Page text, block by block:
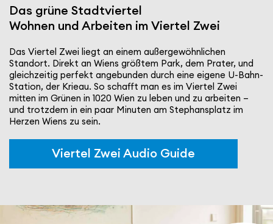
Das grüne Stadt­viertel
Wohnen und Arbeiten im Viertel Zwei
Das Viertel Zwei liegt an einem außer­ge­wöhn­li­chen
Standort. Direkt an Wiens größtem Park, dem Prater, und
gleich­zeitig perfekt ange­bunden durch eine eigene U-Bahn-
Station, der Krieau. So schafft man es im Viertel Zwei
mitten im Grünen in 1020 Wien zu leben und zu arbeiten –
und trotzdem in ein paar Minuten am Stephans­platz im
Herzen Wiens zu sein.
Viertel Zwei Audio Guide